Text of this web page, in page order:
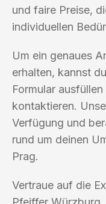
und faire Preise,
individuellen
Um ein genaues
erhalten, kannst
Formular
kontaktieren.
Verfügung und
rund um deinen
Prag.
Vertraue auf die